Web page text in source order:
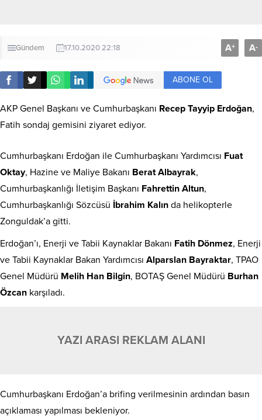
Gündem 17.10.2020 22:18 A+ A-
ABONE OL
AKP Genel Başkanı ve Cumhurbaşkanı Recep Tayyip Erdoğan,
Fatih sondaj gemisini ziyaret ediyor.
Cumhurbaşkanı Erdoğan ile Cumhurbaşkanı Yardımcısı Fuat
Oktay, Hazine ve Maliye Bakanı Berat Albayrak,
Cumhurbaşkanlığı İletişim Başkanı Fahrettin Altun,
Cumhurbaşkanlığı Sözcüsü İbrahim Kalın da helikopterle
Zonguldak’a gitti.
Erdoğan’ı, Enerji ve Tabii Kaynaklar Bakanı Fatih Dönmez, Enerji
ve Tabii Kaynaklar Bakan Yardımcısı Alparslan Bayraktar, TPAO
Genel Müdürü Melih Han Bilgin, BOTAŞ Genel Müdürü Burhan
Özcan karşıladı.
YAZI ARASI REKLAM ALANI
Cumhurbaşkanı Erdoğan’a brifing verilmesinin ardından basın
açıklaması yapılması bekleniyor.